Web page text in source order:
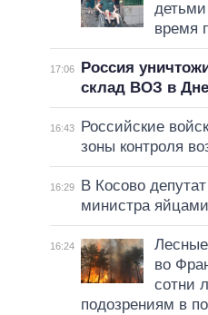
время
17:06
Россия
склад ВОЗ в
16:43
Российские
зоны контроля
16:29
В Косово
министра яйцами
16:24
во
сотни
подозрениям в